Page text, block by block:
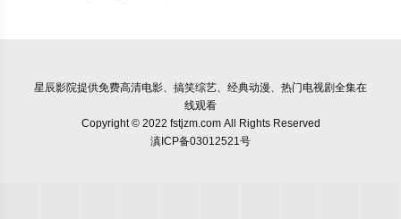
星辰影院提供免费高清电影、搞笑综艺、经典动漫、热门电视剧全集在
线观看
Copyright © 2022 fstjzm.com All Rights Reserved
滇ICP备03012521号